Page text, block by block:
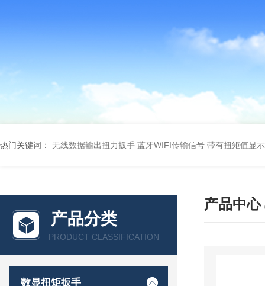
热门关键词： 无线数据输出扭力扳手 蓝牙WIFI传输信号 带有扭矩值显
产品分类
PRODUCT CLASSIFICATION
数显扭矩扳手
产品中心